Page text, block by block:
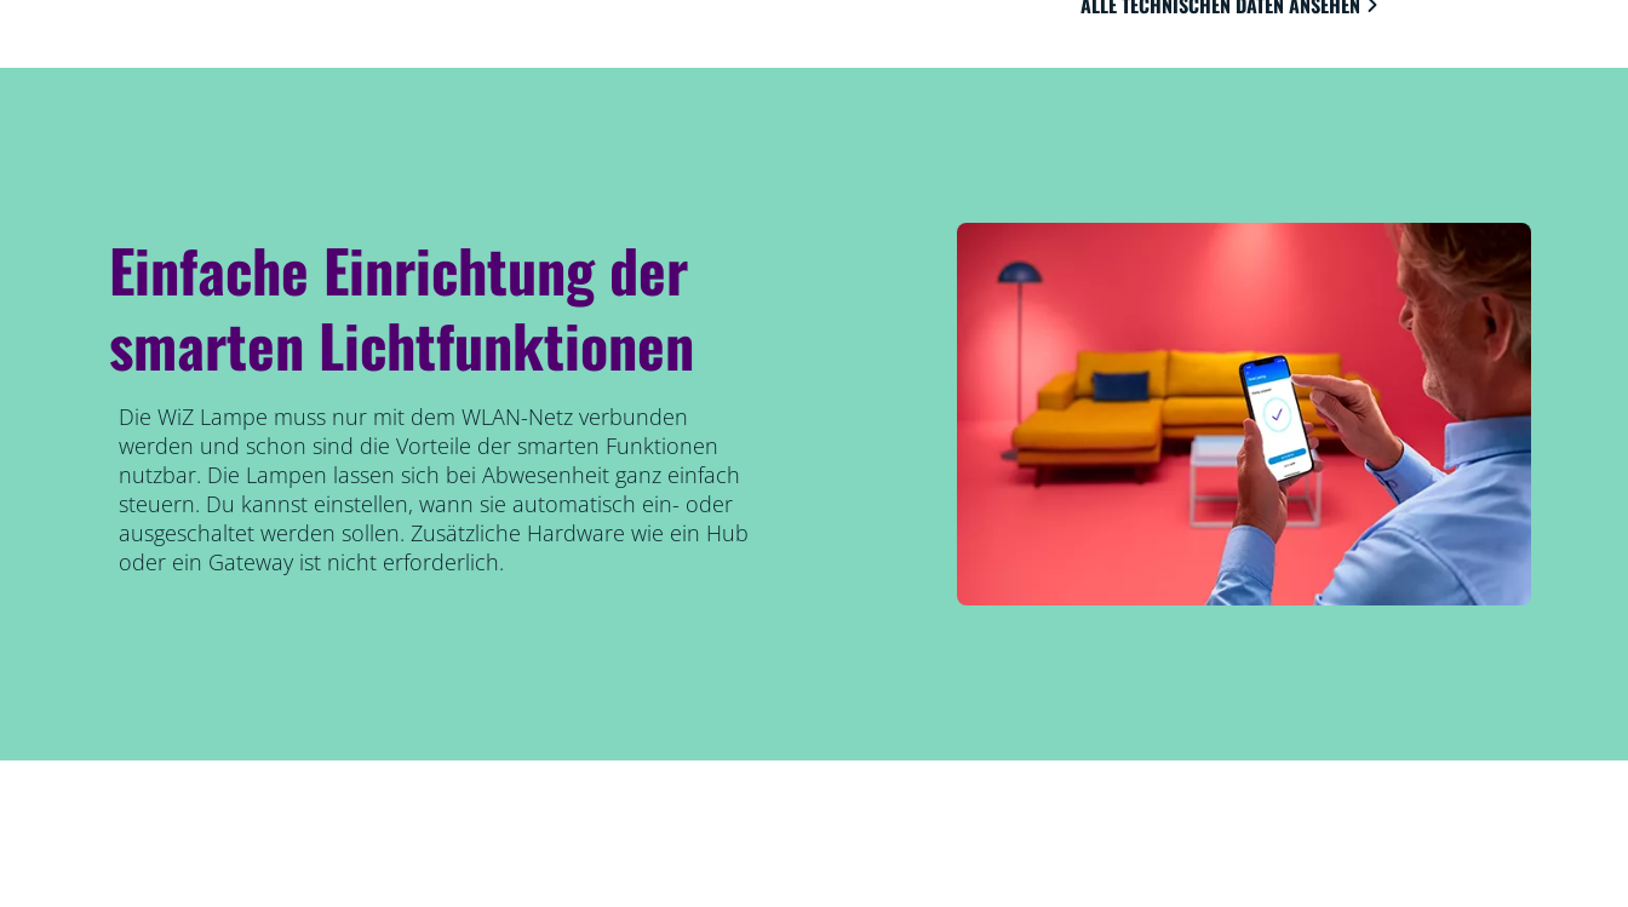
Einfache Einrichtung der
smarten Lichtfunktionen
Die WiZ Lampe muss nur mit dem WLAN-Netz verbunden
werden und schon sind die Vorteile der smarten Funktionen
nutzbar. Die Lampen lassen sich bei Abwesenheit ganz einfach
steuern. Du kannst einstellen, wann sie automatisch ein- oder
ausgeschaltet werden sollen. Zusätzliche Hardware wie ein Hub
oder ein Gateway ist nicht erforderlich.